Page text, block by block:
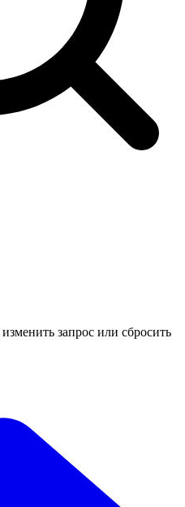
запрос или сбросить